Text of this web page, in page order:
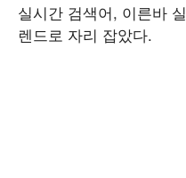
실시간 검색어, 이른바
렌드로 자리 잡았다.